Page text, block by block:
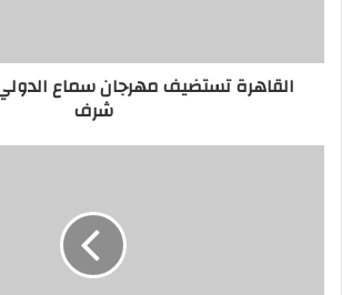
في الحفاظ على طابع بسيط
القاهرة تستضيف مهرجان سماع
شرف